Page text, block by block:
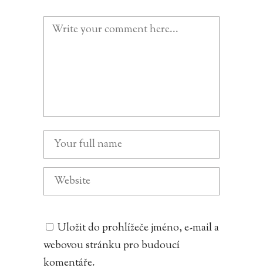
Uložit do prohlížeče jméno, e-mail a
webovou stránku pro budoucí
komentáře.